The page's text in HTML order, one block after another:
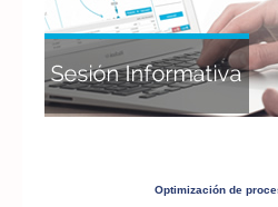
Optimización de